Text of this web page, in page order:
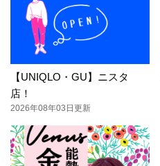
【UNIQLO・GU】ニスタ
店！
2026年08年03日更新